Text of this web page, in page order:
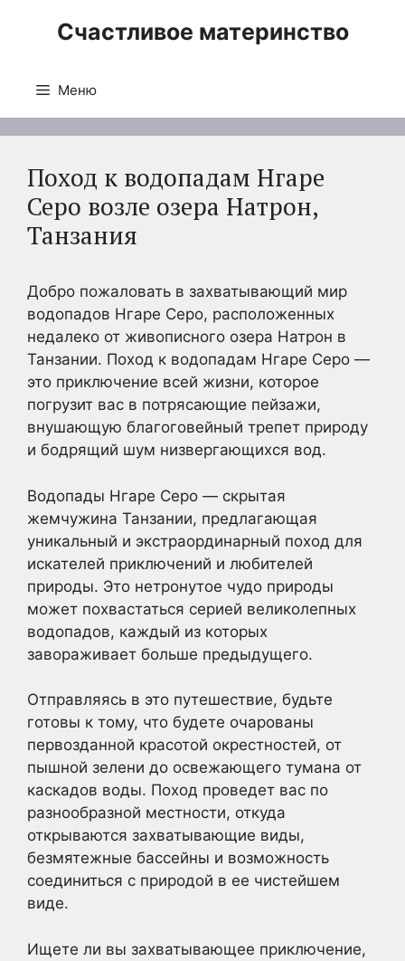
Счастливое материнство
Меню
Поход к водопадам Нгаре
Серо возле озера Натрон,
Танзания
Добро пожаловать в захватывающий мир
водопадов Нгаре Серо, расположенных
недалеко от живописного озера Натрон в
Танзании. Поход к водопадам Нгаре Серо —
это приключение всей жизни, которое
погрузит вас в потрясающие пейзажи,
внушающую благоговейный трепет природу
и бодрящий шум низвергающихся вод.
Водопады Нгаре Серо — скрытая
жемчужина Танзании, предлагающая
уникальный и экстраординарный поход для
искателей приключений и любителей
природы. Это нетронутое чудо природы
может похвастаться серией великолепных
водопадов, каждый из которых
завораживает больше предыдущего.
Отправляясь в это путешествие, будьте
готовы к тому, что будете очарованы
первозданной красотой окрестностей, от
пышной зелени до освежающего тумана от
каскадов воды. Поход проведет вас по
разнообразной местности, откуда
открываются захватывающие виды,
безмятежные бассейны и возможность
соединиться с природой в ее чистейшем
виде.
Ищете ли вы захватывающее приключение,